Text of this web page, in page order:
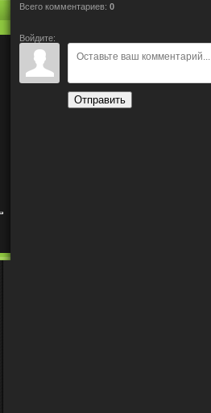
Всего комментариев: 0
Войдите:
Отправить